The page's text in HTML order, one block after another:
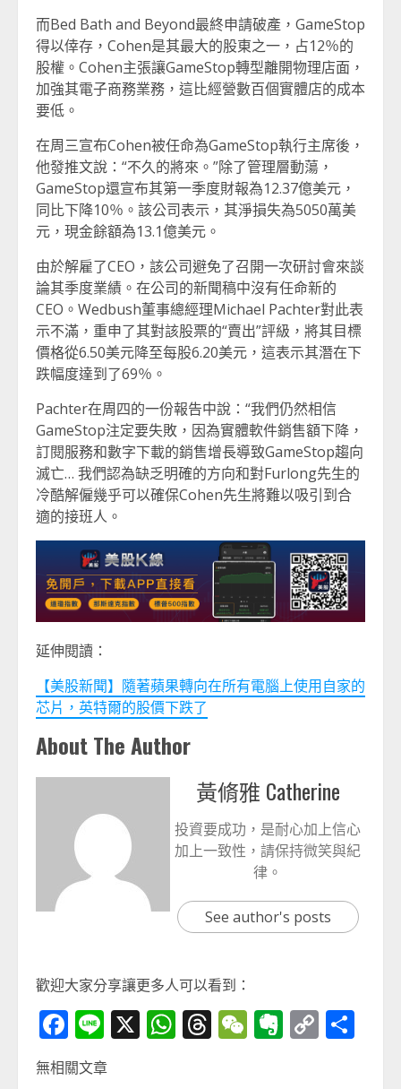
而Bed Bath and Beyond最終申請破產，GameStop
得以倖存，Cohen是其最大的股東之一，占12％的
股權。Cohen主張讓GameStop轉型離開物理店面，
加強其電子商務業務，這比經營數百個實體店的成本
要低。
在周三宣布Cohen被任命為GameStop執行主席後，
他發推文說：“不久的將來。”除了管理層動蕩，
GameStop還宣布其第一季度財報為12.37億美元，
同比下降10％。該公司表示，其淨損失為5050萬美
元，現金餘額為13.1億美元。
由於解雇了CEO，該公司避免了召開一次研討會來談
論其季度業績。在公司的新聞稿中沒有任命新的
CEO。Wedbush董事總經理Michael Pachter對此表
示不滿，重申了其對該股票的“賣出”評級，將其目標
價格從6.50美元降至每股6.20美元，這表示其潛在下
跌幅度達到了69％。
Pachter在周四的一份報告中說：“我們仍然相信
GameStop注定要失敗，因為實體軟件銷售額下降，
訂閱服務和數字下載的銷售增長導致GameStop趨向
滅亡… 我們認為缺乏明確的方向和對Furlong先生的
冷酷解僱幾乎可以確保Cohen先生將難以吸引到合
適的接班人。
延伸閱讀：
【美股新聞】隨著蘋果轉向在所有電腦上使用自家的
芯片，英特爾的股價下跌了
About The Author
黃脩雅 Catherine
投資要成功，是耐心加上信心
加上一致性，請保持微笑與紀
律。
See author's posts
歡迎大家分享讓更多人可以看到：
Facebook
Line
X WhatsApp
Threads
WeChat
Evernote
Copy
無相關文章